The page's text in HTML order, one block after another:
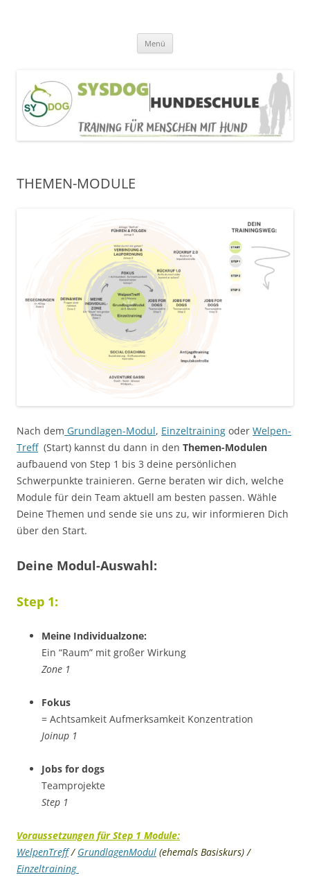
Menü
THEMEN-MODULE
Nach dem Grundlagen-Modul, Einzeltraining oder Welpen-
Treff(Start) kannst du dann in den Themen-Modulen
aufbauend von Step 1 bis 3 deine persönlichen
Schwerpunkte trainieren. Gerne beraten wir dich, welche
Module für dein Team aktuell am besten passen. Wähle
Deine Themen und sende sie uns zu, wir informieren Dich
über den Start.
Deine Modul-Auswahl:
Step 1:
Meine Individualzone:
Ein “Raum” mit großer Wirkung
Zone 1
Fokus
= Achtsamkeit Aufmerksamkeit Konzentration
Joinup 1
Jobs for dogs
Teamprojekte
Step 1
Voraussetzungen für Step 1 Module:
WelpenTreff/ GrundlagenModul (ehemals Basiskurs) /
Einzeltraining